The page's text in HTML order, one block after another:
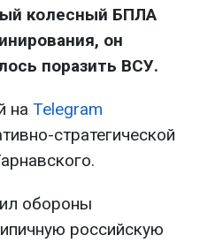
колесный БПЛА
он
поразить ВСУ.
на Telegram
стратегической
обороны
российскую